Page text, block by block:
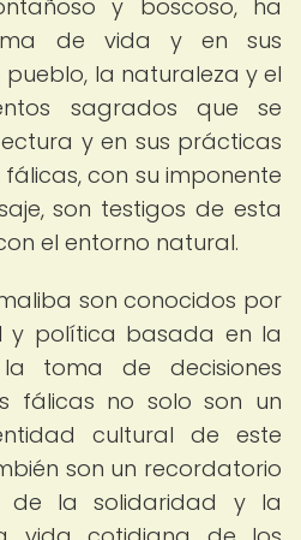
y boscoso, ha
de vida y en sus
pueblo, la naturaleza y el
sagrados que se
y en sus prácticas
fálicas, con su imponente
son testigos de esta
el entorno natural.
son conocidos por
y política basada en la
toma de decisiones
fálicas no solo son un
cultural de este
son un recordatorio
de la solidaridad y la